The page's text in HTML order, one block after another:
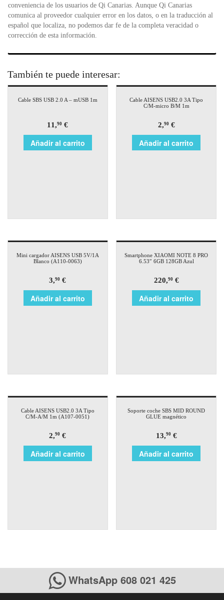
conveniencia de los usuarios de Qi Canarias. Aunque Qi Canarias
comunica al proveedor cualquier error en los datos, o en la traducción al
español que localiza, no podemos dar fe de la completa veracidad o
corrección de esta información.
También te puede interesar:
Cable SBS USB 2.0 A – mUSB 1m
11,90 €
Añadir al carrito
Cable AISENS USB2.0 3A Tipo
C/M-micro B/M 1m
2,90€
Añadir al carrito
Mini cargador AISENS USB 5V/1A
Blanco (A110-0063)
3,90 €
Añadir al carrito
Smartphone XIAOMI NOTE 8 PRO
6.53″ 6GB 128GB Azul
220,90€
Añadir al carrito
Cable AISENS USB2.0 3A Tipo
C/M-A/M 1m (A107-0051)
2,90 €
Añadir al carrito
Soporte coche SBS MID ROUND
GLUE magnético
13,90€
Añadir al carrito
WhatsApp 608 021 425